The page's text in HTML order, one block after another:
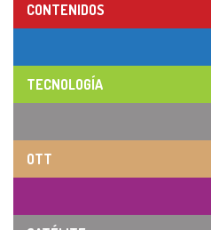
CONTENIDOS
TECNOLOGÍA
OTT